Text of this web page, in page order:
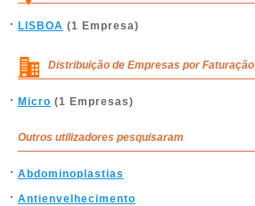
LISBOA (1 Empresa)
Distribuição de Empresas por Faturação
Micro (1 Empresas)
Outros utilizadores pesquisaram
Abdominoplastias
Antienvelhecimento